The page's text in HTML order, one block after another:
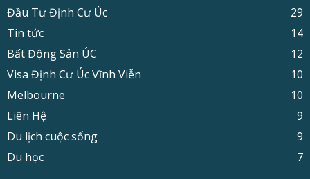
Đầu Tư Định Cư Úc
29
Tin tức
14
Bất Động Sản ÚC
12
Visa Định Cư Úc Vĩnh Viễn
10
Melbourne
10
Liên Hệ
9
Du lịch cuộc sống
9
Du học
7